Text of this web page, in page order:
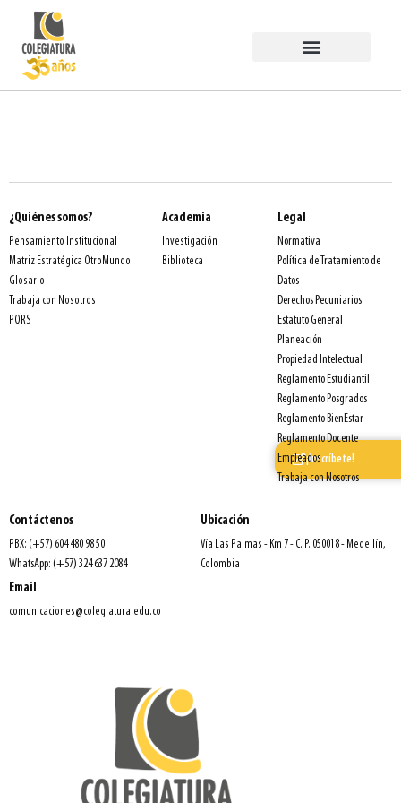
¡Inscríbete!
¿Quiénes somos?
Pensamiento Institucional
Matriz Estratégica OtroMundo
Glosario
Trabaja con Nosotros
PQRS
Academia
Investigación
Biblioteca
Legal
Normativa
Política de Tratamiento de
Datos
Derechos Pecuniarios
Estatuto General
Planeación
Propiedad Intelectual
Reglamento Estudiantil
Reglamento Posgrados
Reglamento BienEstar
Reglamento Docente
Empleados
Trabaja con Nosotros
Contáctenos
PBX: (+57) 604 480 98 50
WhatsApp: (+57) 324 637 2084
Email
comunicaciones@colegiatura.edu.co
Ubicación
Vía Las Palmas - Km 7 - C. P. 050018 - Medellín,
Colombia